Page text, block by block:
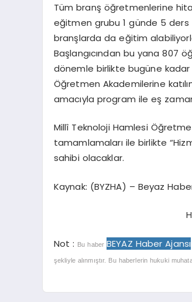
Tüm branş öğretmenlerine
eğitmen grubu 1 günde 5
branşlarda da eğitim
Başlangıcından bu yana 807
dönemle birlikte bugüne
Öğretmen Akademilerine
amacıyla program ile eş
Millî Teknoloji Hamlesi
tamamlamaları ile birlikte
sahibi olacaklar.
Kaynak: (BYZHA) – Beyaz
Not : Bu haber BEYAZ Haber Ajansı
şekliyle alınmıştır. Bu haberlerin hukuki